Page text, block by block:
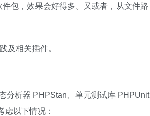
包，效果会好得多。又或者，从文件路
及相关插件。
分析器 PHPStan、单元测试库 PHPUnit
以下情况：